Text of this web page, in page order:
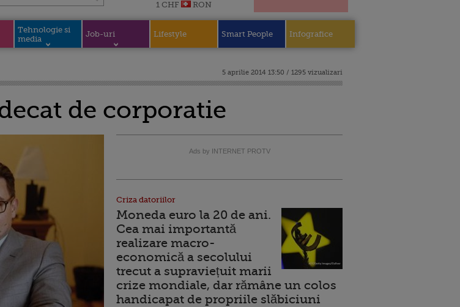
1 CHF
RON
Tehnologie si
media
Job-uri Lifestyle Smart People Infografice
5 aprilie 2014 13:50 / 1295 vizualizari
de corporatie
Ads by INTERNET PROTV
Criza datoriilor
Moneda euro la 20 de ani.
Cea mai importantă
realizare macro-
economică a secolului
trecut a supraviețuit marii
crize mondiale, dar rămâne un colos
handicapat de propriile slăbiciuni